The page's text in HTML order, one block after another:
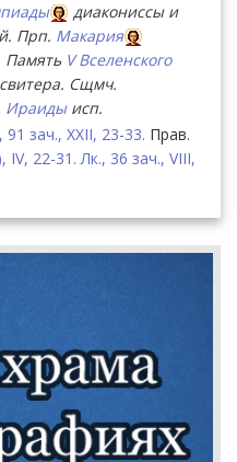
диакониссы и
Прп. Макария
Память V Вселенского
Сщмч.
Ираидыисп.
зач., XXII, 23-33. Прав.
IV, 22-31. Лк., 36 зач., VIII,